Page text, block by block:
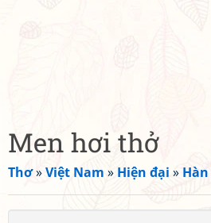
Men hơi thở
Thơ»Việt Nam » Hiện đại »